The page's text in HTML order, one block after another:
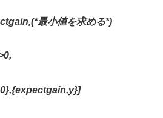
最小値を求める*)